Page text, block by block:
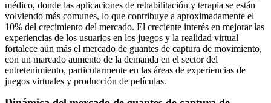
médico, donde las aplicaciones de rehabilitación y terapia se están
volviendo más comunes, lo que contribuye a aproximadamente el
10% del crecimiento del mercado. El creciente interés en mejorar las
experiencias de los usuarios en los juegos y la realidad virtual
fortalece aún más el mercado de guantes de captura de movimiento,
con un marcado aumento de la demanda en el sector del
entretenimiento, particularmente en las áreas de experiencias de
juegos virtuales y producción de películas.